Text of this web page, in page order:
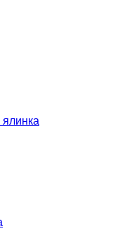
ялинка